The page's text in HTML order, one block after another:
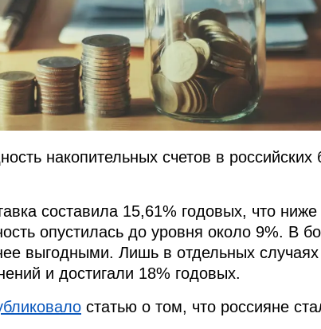
накопительных счетов в российских
составила 15,61% годовых, что ниже
опустилась до уровня около 9%. В
выгодными. Лишь в отдельных
и достигали 18% годовых.
статью о том, что россияне